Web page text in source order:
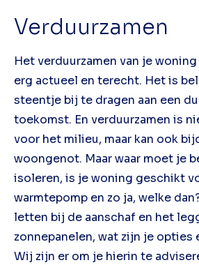
Verduurzamen
Het verduurzamen van je
erg actueel en terecht. Het is
steentje bij te dragen aan een
toekomst. En verduurzamen is
voor het milieu, maar kan ook
woongenot. Maar waar moet je
isoleren, is je woning geschikt
warmtepomp en zo ja, welke
letten bij de aanschaf en het
zonnepanelen, wat zijn je opties
Wij zijn er om je hierin te